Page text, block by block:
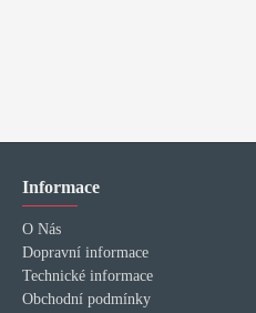
Informace
O Nás
Dopravní informace
Technické informace
Obchodní podmínky